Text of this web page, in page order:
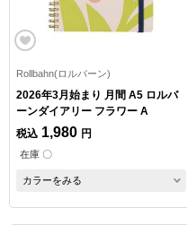
Rollbahn(ロルバーン)
2026年3月始まり 月間 A5 ロルバ
ーンダイアリー フラワー A
税込 1,980 円
在庫 〇
カラーをみる